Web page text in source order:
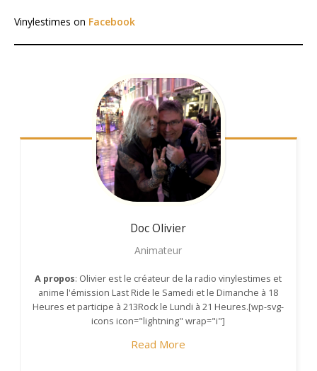
Vinylestimes on Facebook
Doc Olivier
Animateur
A propos: Olivier est le créateur de la radio vinylestimes et
anime l'émission Last Ride le Samedi et le Dimanche à 18
Heures et participe à 213Rock le Lundi à 21 Heures.[wp-svg-
icons icon="lightning" wrap="i"]
Read More